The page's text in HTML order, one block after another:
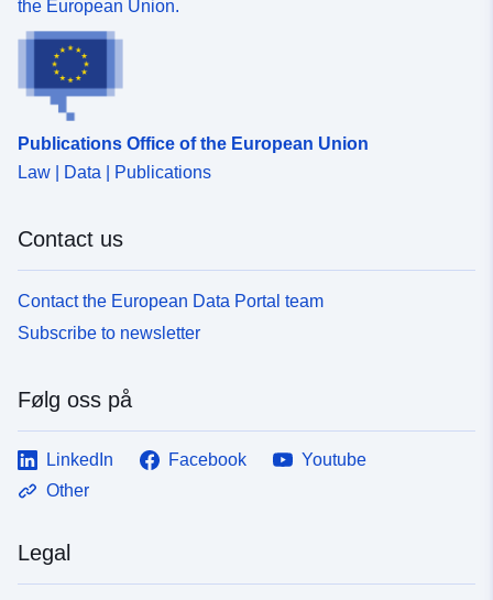
the European Union.
Publications Office of the European Union
Law | Data | Publications
Contact us
Contact the European Data Portal team
Subscribe to newsletter
Følg oss på
LinkedIn Facebook
Youtube
Other
Legal